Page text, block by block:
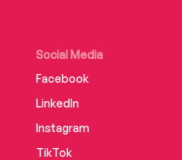
Social Media
Facebook
LinkedIn
Instagram
TikTok